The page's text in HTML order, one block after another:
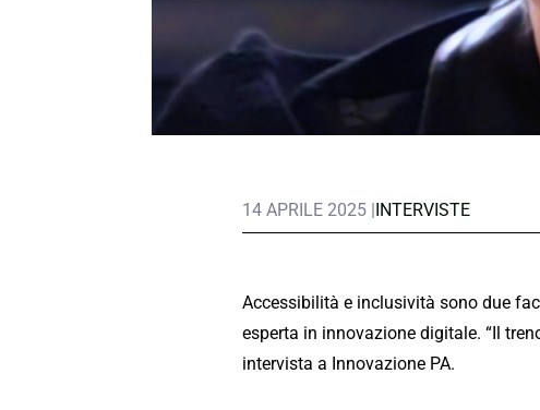
14 APRILE 2025 |INTERVISTE
Accessibilità e inclusività sono due
esperta in innovazione digitale. “Il
intervista a Innovazione PA.